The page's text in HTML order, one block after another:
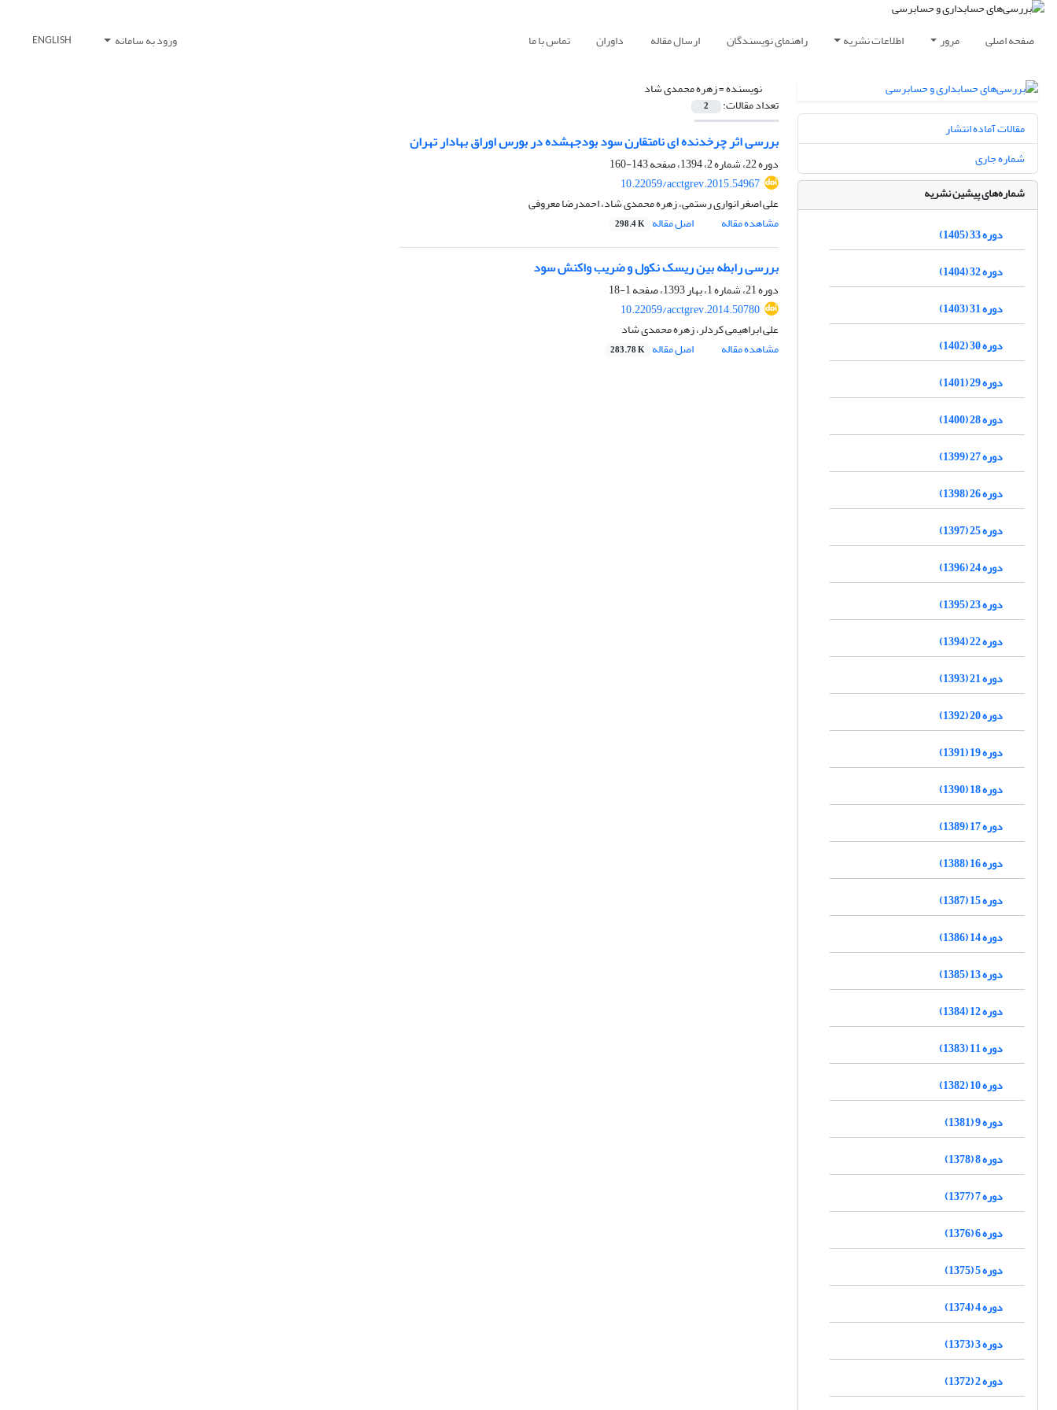
صفحه اصلی مرور اطلاعات نشریه راهنمای نویسندگان ارسال مقاله داوران تماس با ما ورود به سامانه ENGLISH
نویسنده =زهره محمدی شاد
تعداد مقالات: 2
بررسی اثر چرخ‎دنده ای نامتقارن سود بودجه‎شده در بورس اوراق بهادار تهران
دوره 22، شماره 2، 1394، صفحه
143-160
10.22059/acctgrev.2015.54967
علی اصغر انواری رستمی، زهره محمدی شاد، احمدرضا معروفی
مشاهده مقاله
اصل مقاله 298.4 K
بررسی رابطه بین ریسک نکول و ضریب واکنش سود
دوره 21، شماره 1، بهار 1393، صفحه
1-18
10.22059/acctgrev.2014.50780
علی ابراهیمی کردلر، زهره محمدی شاد
مشاهده مقاله
اصل مقاله 283.78 K
مقالات آماده انتشار
شماره جاری
شماره‌های پیشین نشریه
دوره 33 (1405)
دوره 32 (1404)
دوره 31 (1403)
دوره 30 (1402)
دوره 29 (1401)
دوره 28 (1400)
دوره 27 (1399)
دوره 26 (1398)
دوره 25 (1397)
دوره 24 (1396)
دوره 23 (1395)
دوره 22 (1394)
دوره 21 (1393)
دوره 20 (1392)
دوره 19 (1391)
دوره 18 (1390)
دوره 17 (1389)
دوره 16 (1388)
دوره 15 (1387)
دوره 14 (1386)
دوره 13 (1385)
دوره 12 (1384)
دوره 11 (1383)
دوره 10 (1382)
دوره 9 (1381)
دوره 8 (1378)
دوره 7 (1377)
دوره 6 (1376)
دوره 5 (1375)
دوره 4 (1374)
دوره 3 (1373)
دوره 2 (1372)